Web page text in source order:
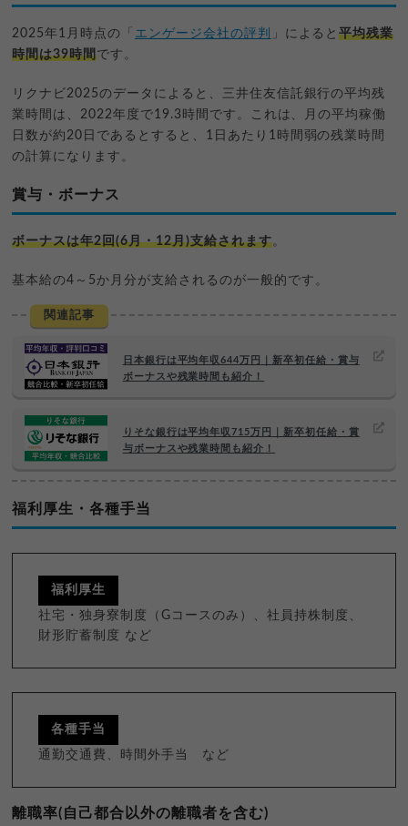
2025年1月時点の「 エンゲージ会社の評判 」によると平均残業
時間は39時間です。
リクナビ2025のデータによると、三井住友信託銀行の平均残
業時間は、2022年度で19.3時間です。これは、月の平均稼働
日数が約20日であるとすると、1日あたり1時間弱の残業時間
の計算になります。
賞与・ボーナス
ボーナスは年2回(6月・12月)支給されます。
基本給の4～5か月分が支給されるのが一般的です。
関連記事
日本銀行は平均年収644万円｜新卒初任給・賞与
ボーナスや残業時間も紹介！
りそな銀行は平均年収715万円｜新卒初任給・賞
与ボーナスや残業時間も紹介！
福利厚生・各種手当
福利厚生
社宅・独身寮制度（Gコースのみ）、社員持株制度、
財形貯蓄制度 など
各種手当
通勤交通費、時間外手当 など
離職率(自己都合以外の離職者を含む)